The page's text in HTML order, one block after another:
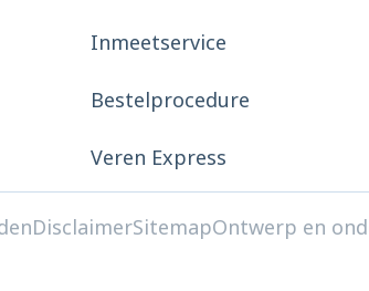
Inmeetservice
Bestelprocedure
Veren Express
DisclaimerSitemapOntwerp en